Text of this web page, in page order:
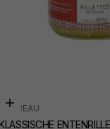
In den Warenkorb
SUDREAU
KLASSISCHE